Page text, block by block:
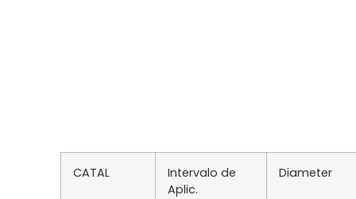
CATAL
Intervalo de
Aplic.
Diameter